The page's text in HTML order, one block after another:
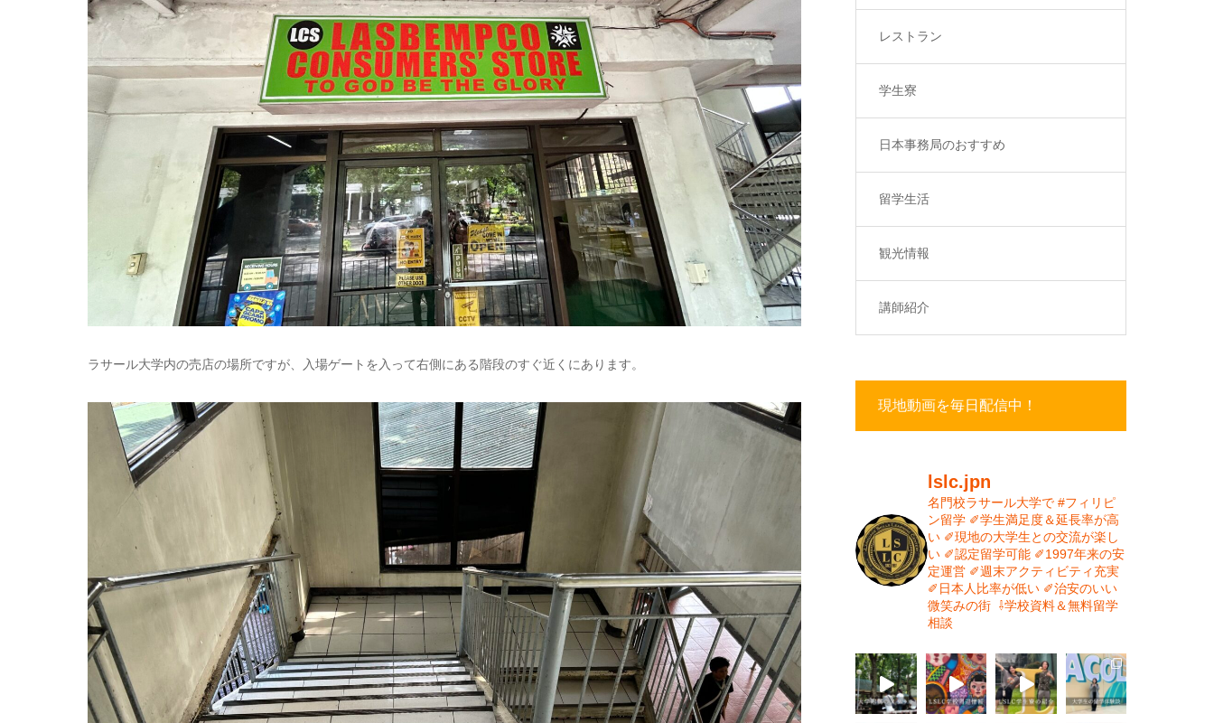
ラサール大学内の売店の場所ですが、入場ゲートを入って右側にある階段のすぐ近くにあります。
レストラン
学生寮
日本事務局のおすすめ
留学生活
観光情報
講師紹介
現地動画を毎日配信中！
lslc.jpn
名門校ラサール大学で #フィリピ
ン留学⁡ ⁡✐学生満足度＆延長率が高
い⁡ ✐現地の大学生との交流が楽し
い⁡ ✐認定留学可能⁡ ✐1997年来の安
定運営⁡⁡ ✐週末アクティビティ充実⁡
✐日本人比率が低い ⁡✐治安のいい
微笑みの街⁡ ⇩学校資料＆無料留学
相談